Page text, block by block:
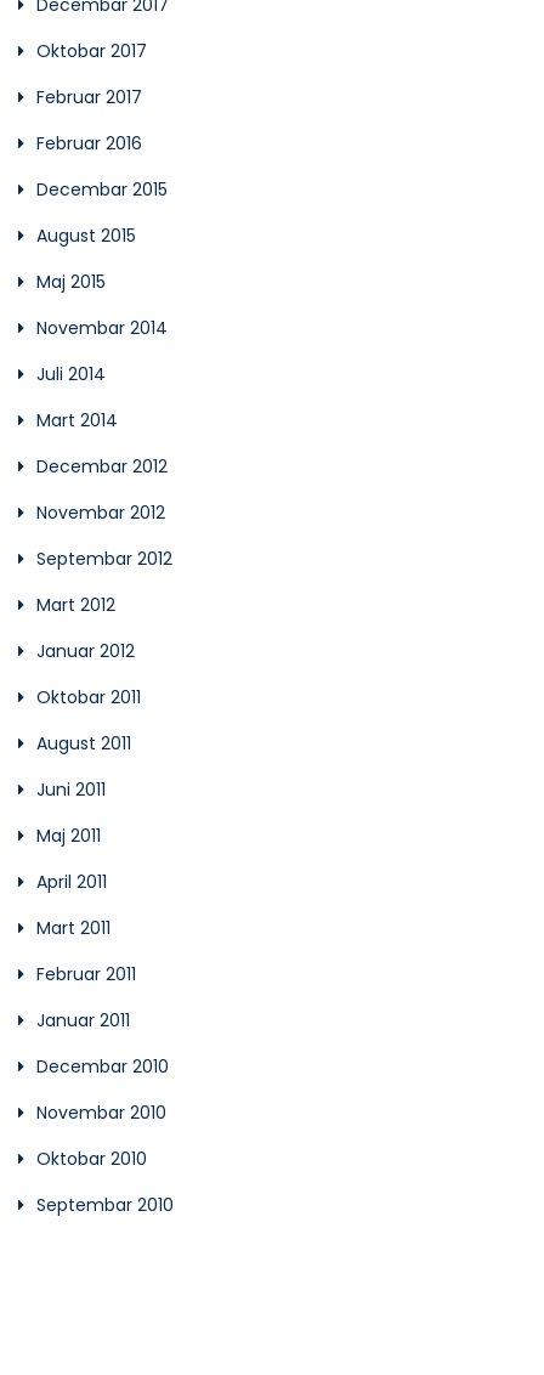
Decembar 2017
Oktobar 2017
Februar 2017
Februar 2016
Decembar 2015
August 2015
Maj 2015
Novembar 2014
Juli 2014
Mart 2014
Decembar 2012
Novembar 2012
Septembar 2012
Mart 2012
Januar 2012
Oktobar 2011
August 2011
Juni 2011
Maj 2011
April 2011
Mart 2011
Februar 2011
Januar 2011
Decembar 2010
Novembar 2010
Oktobar 2010
Septembar 2010